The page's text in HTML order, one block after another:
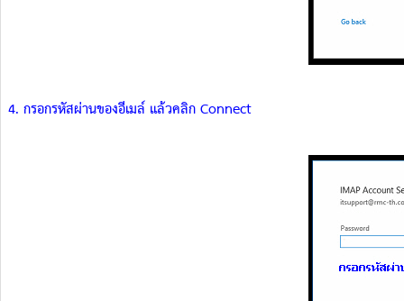
4. กรอกรหัสผ่านของอีเมล์ แล้วคลิก Connect